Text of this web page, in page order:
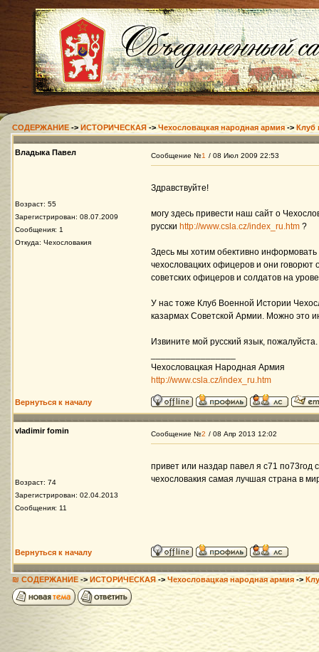
СОДЕРЖАНИЕ ->ИСТОРИЧЕСКАЯ->Чехословацкая народная армия -> Клуб
Владыка Павел
Возраст: 55
Зарегистрирован: 08.07.2009
Сообщения: 1
Откуда: Чехословакия
Сообщение №1 / 08 Июл 2009 22:53
Здравствуйте!
могу здесь привести наш сайт о
русски http://www.csla.cz/index_ru.htm ?
Здесь мы хотим обективно
чехословацких офицеров и они
советских офицеров и солдатов на
У нас тоже Клуб Военной Истории
казармах Советской Армии. Можно это
Извините мой русский язык,
Чехословацкая Народная Армия
http://www.csla.cz/index_ru.htm
Вернуться к началу
vladimir fomin
Возраст: 74
Зарегистрирован: 02.04.2013
Сообщения: 11
Сообщение №2 / 08 Апр 2013 12:02
привет или наздар павел я с71 по73год
чехословакия самая лучшая страна в
Вернуться к началу
₪ СОДЕРЖАНИЕ->ИСТОРИЧЕСКАЯ-> Чехословацкая народная армия ->